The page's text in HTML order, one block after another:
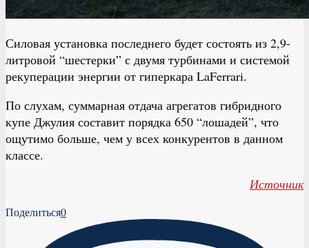
Силовая установка последнего будет состоять из 2,9-
литровой “шестерки” с двумя турбинами и системой
рекуперации энергии от гиперкара LaFerrari.
По слухам, суммарная отдача агрегатов гибридного
купе Джулия составит порядка 650 “лошадей”, что
ощутимо больше, чем у всех конкурентов в данном
классе.
Источник
Поделиться0